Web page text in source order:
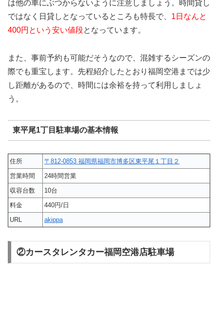
は他の車にぶつからないように注意しましょう。時間貸し
ではなく日貸しとなっているところも特長で、 1日なんと
400円という安い値段となっています。
また、事前予約も可能だそうなので、混雑するシーズンの
際でも重宝します。先程紹介したとおり福岡空港までは少
し距離があるので、時間には余裕を持って利用しましょ
う。
東平尾1丁目駐車場の基本情報
住所
〒812-0853 福岡県福岡市博多区東平尾１丁目２
営業時間
24時間営業
収容台数
10台
料金
440円/日
URL
akippa
②カースタレンタカー福岡空港店駐車場